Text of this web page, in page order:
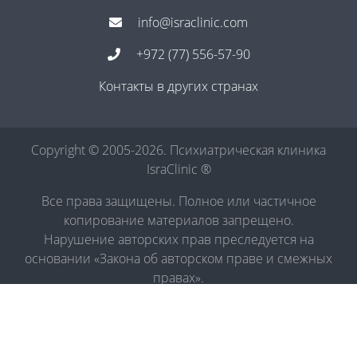
info@israclinic.com
+972 (77) 556-57-90
Контакты в других странах
Copyright © 2005-2026. Психиатрическая клиника
IsraClinic ®
Все права защищены. Полное или частичное
копирование материалов запрещено.
Нарушение авторских прав преследуется на
основании «Закона об авторском праве и смежных
правах».